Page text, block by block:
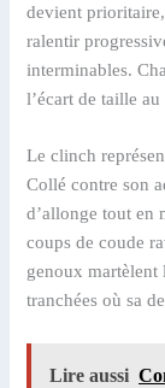
devient
ralentir
interminables.
l’écart de taille
Le clinch
Collé contre son
d’allonge tout en
coups de coude
genoux martèlent
tranchées où sa
Lire aussi